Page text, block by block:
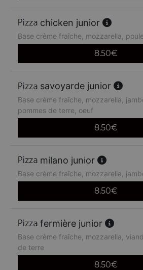
chicken junior
Base crème fraîche, mozzarella,
8.50€
savoyarde junior
Base crème fraîche, mozzarella,
pommes de terre, oeuf
8.50€
milano junior
Base crème fraîche, mozzarella,
8.50€
fermière junior
Base crème fraîche, mozzarella,
de terre
8.50€